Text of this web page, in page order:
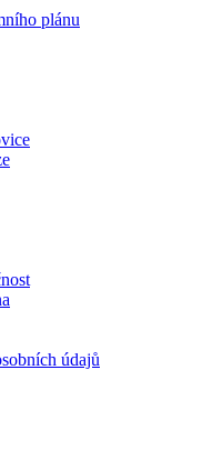
plánu
údajů